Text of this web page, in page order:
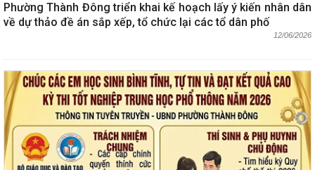
Phường Thành Đông triển khai kế hoạch lấy ý kiến nhân dân
về dự thảo đề án sắp xếp, tổ chức lại các tổ dân phố
12/06/2026